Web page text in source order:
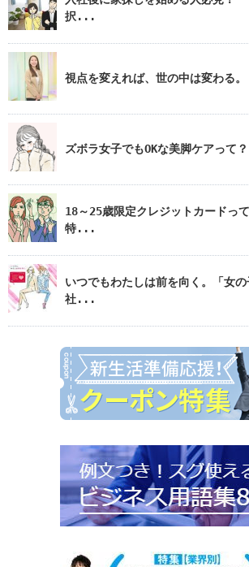
択...
視点を変えれば、世の中は変わ
ズボラ女子でもOKな美脚ケアって？
18～25歳限定クレジットカードっ
特...
いつでもわたしは前を向く。「女
社...